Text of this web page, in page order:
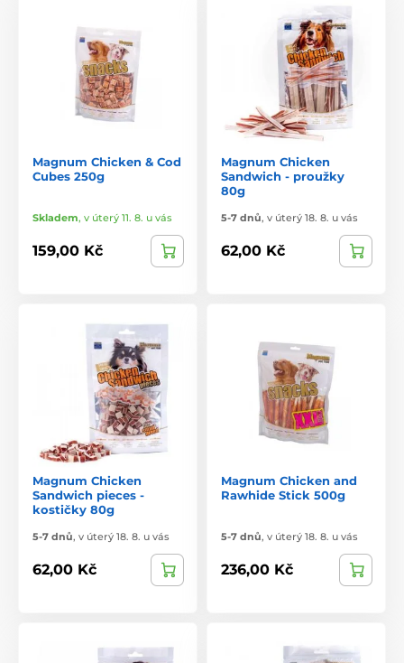
Magnum Chicken & Cod
Cubes 250g
Skladem, v úterý 11. 8. u vás
159,00 Kč
Magnum Chicken
Sandwich - proužky
80g
5-7 dnů, v úterý 18. 8. u vás
62,00 Kč
Magnum Chicken
Sandwich pieces -
kostičky 80g
5-7 dnů, v úterý 18. 8. u vás
62,00 Kč
Magnum Chicken and
Rawhide Stick 500g
5-7 dnů, v úterý 18. 8. u vás
236,00 Kč